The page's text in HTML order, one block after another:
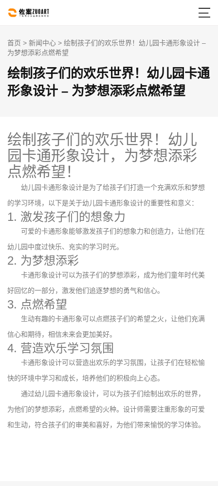

首页 > 新闻中心 > 绘制孩子们的欢乐世界！幼儿园卡通形象设计 –
为梦想添彩点燃希望
绘制孩子们的欢乐世界！幼儿园卡通
形象设计 – 为梦想添彩点燃希望
绘制孩子们的欢乐世界！幼儿
园卡通形象设计，为梦想添彩
点燃希望！
幼儿园卡通形象设计是为了给孩子们打造一个充满欢乐和梦想
的学习环境，以下是关于幼儿园卡通形象设计的重要性和意义：
1. 激发孩子们的想象力
可爱的卡通形象能够激发孩子们的想象力和创造力，让他们在
幼儿园中度过快乐、充实的学习时光。
2. 为梦想添彩
卡通形象设计可以为孩子们的梦想添彩，成为他们童年时代美
好回忆的一部分，激发他们追逐梦想的勇气和信心。
3. 点燃希望
生动有趣的卡通形象可以点燃孩子们的希望之火，让他们充满
信心和期待，相信未来会更加美好。
4. 营造欢乐学习氛围
卡通形象设计可以营造出欢乐的学习氛围，让孩子们在轻松愉
快的环境中学习和成长，培养他们的积极向上心态。
通过幼儿园卡通形象设计，可以为孩子们绘制出欢乐的世界，
为他们的梦想添彩，点燃希望的火种。设计师需要注重形象的可爱
和生动，符合孩子们的审美和喜好，为他们带来愉悦的学习体验。